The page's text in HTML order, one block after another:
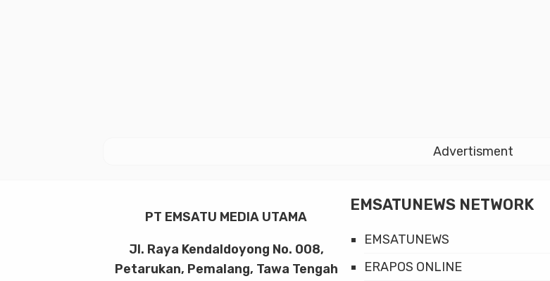
Advertisment
PT EMSATU MEDIA UTAMA
Jl. Raya Kendaldoyong No. 008,
Petarukan, Pemalang, Tawa Tengah
EMSATUNEWS NETWORK
EMSATUNEWS
ERAPOS ONLINE